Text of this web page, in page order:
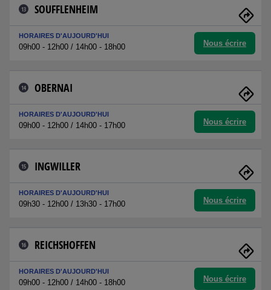
13 SOUFFLENHEIM
HORAIRES D'AUJOURD'HUI
09h00 - 12h00 / 14h00 - 18h00 Nous écrire
14 OBERNAI
HORAIRES D'AUJOURD'HUI
09h00 - 12h00 / 14h00 - 17h00 Nous écrire
15 INGWILLER
HORAIRES D'AUJOURD'HUI
09h30 - 12h00 / 13h30 - 17h00 Nous écrire
16 REICHSHOFFEN
HORAIRES D'AUJOURD'HUI
09h00 - 12h00 / 14h00 - 18h00 Nous écrire